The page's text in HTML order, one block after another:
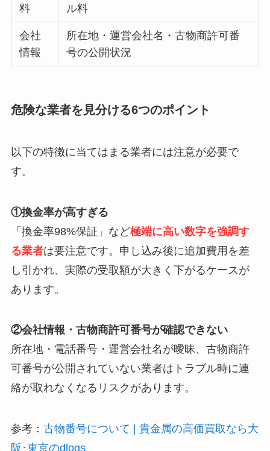
料
ル料
会社
情報
所在地・運営会社名・古物商許可番
号の公開状況
危険な業者を見分ける6つのポイント
以下の特徴に当てはまる業者には注意が必要で
す。
①換金率が高すぎる
「換金率98%保証」など極端に高い数字を強調す
る業者は要注意です。申し込み後に追加費用を差
し引かれ、実際の受取額が大きく下がるケースが
あります。
②会社情報・古物商許可番号が確認できない
所在地・電話番号・運営会社名が曖昧、古物商許
可番号が公開されていない業者はトラブル時に連
絡が取れなくなるリスクがあります。
参考： 古物番号について | 貴金属の高価買取なら大
阪･東京のdlogs